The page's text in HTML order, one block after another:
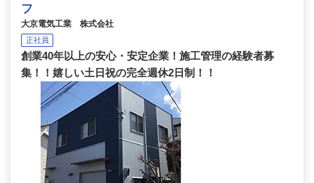
フ
大京電気工業 株式会社
正社員
創業40年以上の安心・安定企業！施工管理の経験者募
集！！嬉しい土日祝の完全週休2日制！！